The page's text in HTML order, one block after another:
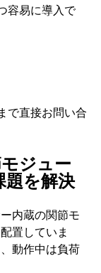
容易に導入で
で直接お問い合
ジュー
題を解決
内蔵の関節モ
置していま
動作中は負荷